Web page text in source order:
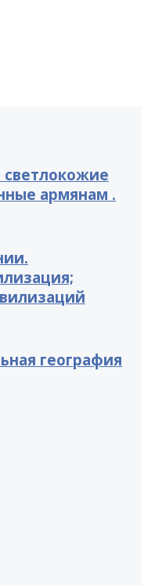
армянам .
география